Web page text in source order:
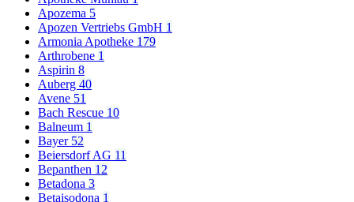
Apozema 5
Apozen Vertriebs GmbH 1
Armonia Apotheke 179
Arthrobene 1
Aspirin 8
Auberg 40
Avene 51
Bach Rescue 10
Balneum 1
Bayer 52
Beiersdorf AG 11
Bepanthen 12
Betadona 3
Betaisodona 1